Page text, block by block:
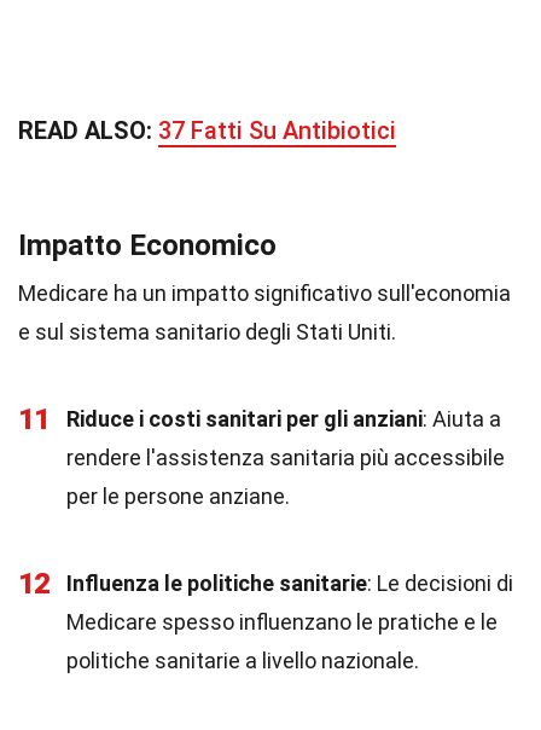
READ ALSO: 37 Fatti Su Antibiotici
Impatto Economico
Medicare ha un impatto significativo sull'economia
e sul sistema sanitario degli Stati Uniti.
11 Riduce i costi sanitari per gli anziani: Aiuta a
rendere l'assistenza sanitaria più accessibile
per le persone anziane.
12 Influenza le politiche sanitarie: Le decisioni di
Medicare spesso influenzano le pratiche e le
politiche sanitarie a livello nazionale.